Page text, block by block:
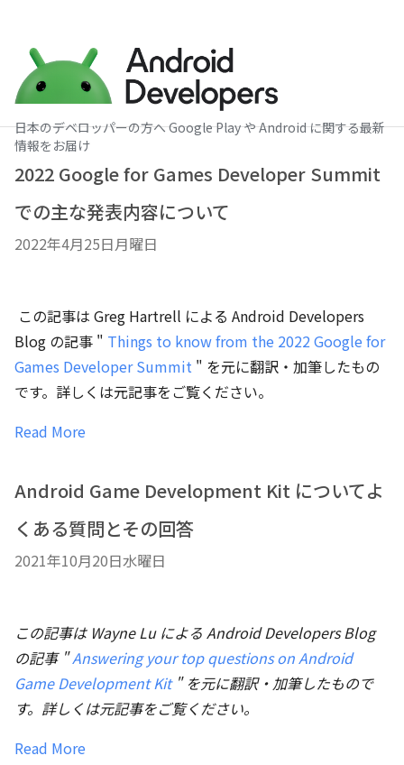
日本のデベロッパーの方へ Google Play や Android に関する最新
情報をお届け
2022 Google for Games Developer Summit
での主な発表内容について
2022年4月25日月曜日
この記事は Greg Hartrell による Android Developers
Blog の記事 " Things to know from the 2022 Google for
Games Developer Summit " を元に翻訳・加筆したもの
です。詳しくは元記事をご覧ください。
Read More
Android Game Development Kit についてよ
くある質問とその回答
2021年10月20日水曜日
この記事は Wayne Lu による Android Developers Blog
の記事 "Answering your top questions on Android
Game Development Kit " を元に翻訳・加筆したもので
す。詳しくは元記事をご覧ください。
Read More